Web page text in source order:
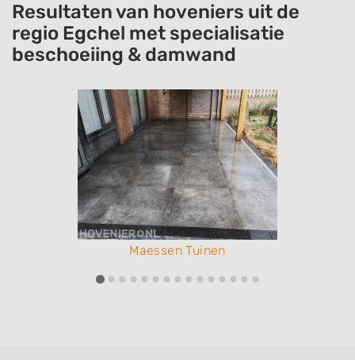
Resultaten van hoveniers uit de
regio Egchel met specialisatie
beschoeiing & damwand
Maessen Tuinen